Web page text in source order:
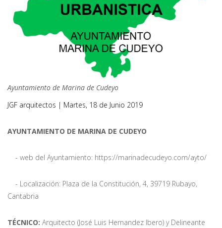
Ayuntamiento de Marina de Cudeyo
JGF arquitectos | Martes, 18 de Junio 2019
AYUNTAMIENTO DE MARINA DE CUDEYO
- web del Ayuntamiento: https://marinadecudeyo.com/ayto/
- Localización: Plaza de la Constitución, 4, 39719 Rubayo,
Cantabria
TÉCNICO: Arquitecto (José Luis Hernandez Ibero) y Delineante